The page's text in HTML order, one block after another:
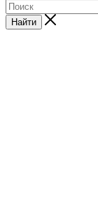
Найти